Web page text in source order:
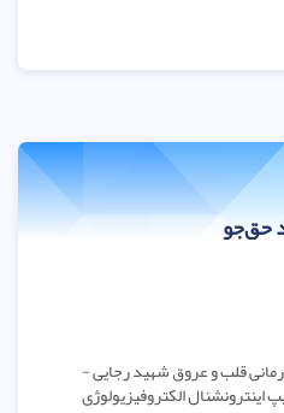
حق‌جو
قلب و عروق شهید رجایی -
الکتروفیزیولوژی